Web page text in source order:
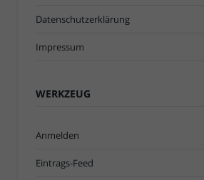
Datenschutzerklärung
Impressum
WERKZEUG
Anmelden
Eintrags-Feed